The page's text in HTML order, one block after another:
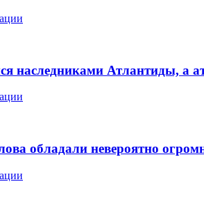
наследниками Атлантиды, а
обладали невероятно